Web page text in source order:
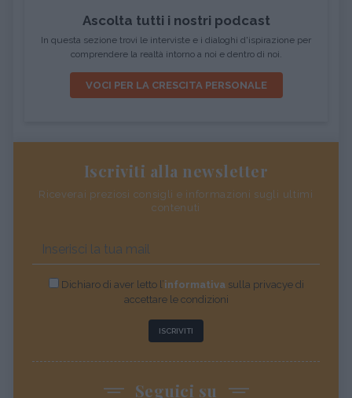
Ascolta tutti i nostri podcast
In questa sezione trovi le interviste e i dialoghi d'ispirazione per
comprendere la realtà intorno a noi e dentro di noi.
VOCI PER LA CRESCITA PERSONALE
Iscriviti alla newsletter
Riceverai preziosi consigli e informazioni sugli ultimi
contenuti
Dichiaro di aver letto l’informativasulla privacye di
accettare le condizioni
ISCRIVITI
Seguici su